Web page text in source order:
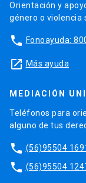
Orientación y
género o violencia
phone Fonoayuda:
launch Más ayuda
MEDIACIÓN
Teléfonos para
alguno de tus
phone (56)95504
phone (56)95504